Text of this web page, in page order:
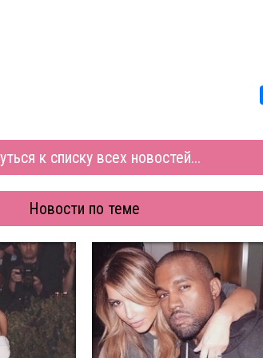
к списку всех новостей...
Новости по теме